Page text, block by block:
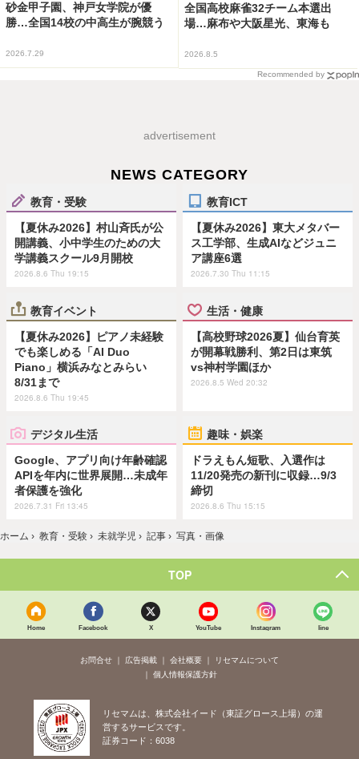
砂金甲子園、神戸女学院が優
勝…全国14校の中高生が腕競う
2026.7.29
全国高校麻雀32チーム本選出
場…麻布や大阪星光、東海も
2026.8.5
Recommended by
advertisement
NEWS CATEGORY
教育・受験
【夏休み2026】村山斉氏が公
開講義、小中学生のための大
学講義スクール9月開校
2026.8.6 Thu 19:15
教育ICT
【夏休み2026】東大メタバー
ス工学部、生成AIなどジュニ
ア講座6選
2026.7.30 Thu 11:15
教育イベント
【夏休み2026】ピアノ未経験
でも楽しめる「AI Duo
Piano」横浜みなとみらい
8/31まで
2026.8.6 Thu 19:45
生活・健康
【高校野球2026夏】仙台育英
が開幕戦勝利、第2日は東筑
vs神村学園ほか
2026.8.5 Wed 20:32
デジタル生活
Google、アプリ向け年齢確認
APIを年内に世界展開…未成年
者保護を強化
2026.7.31 Fri 13:45
趣味・娯楽
ドラえもん短歌、入選作は
11/20発売の新刊に収録…9/3
締切
2026.8.6 Thu 15:15
ホーム › 教育・受験 › 未就学児 › 記事 › 写真・画像
TOP
Home Facebook X YouTube Instagram line
お問合せ 広告掲載 会社概要
リセマムについて
個人情報保護方針
リセマムは、株式会社イード（東証グロース上場）の運
営するサービスです。
証券コード：6038